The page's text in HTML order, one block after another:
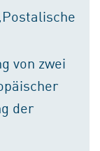
von zwei
der